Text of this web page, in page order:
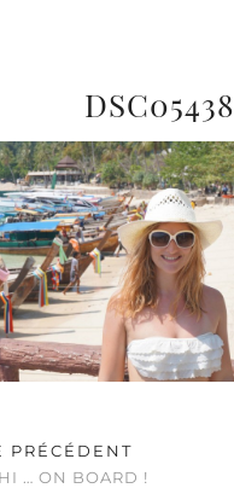
DSC05438
PRÉCÉDENT
… ON BOARD !